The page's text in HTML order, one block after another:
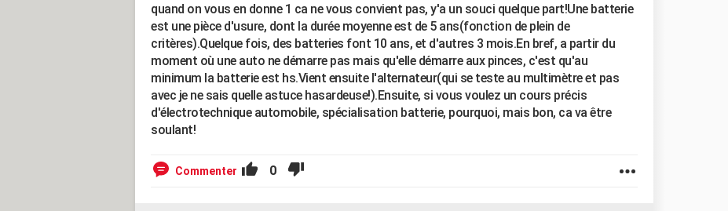
quand on vous en donne 1 ca ne vous convient pas, y'a un souci quelque part!Une batterie
est une pièce d'usure, dont la durée moyenne est de 5 ans(fonction de plein de
critères).Quelque fois, des batteries font 10 ans, et d'autres 3 mois.En bref, a partir du
moment où une auto ne démarre pas mais qu'elle démarre aux pinces, c'est qu'au
minimum la batterie est hs.Vient ensuite l'alternateur(qui se teste au multimètre et pas
avec je ne sais quelle astuce hasardeuse!).Ensuite, si vous voulez un cours précis
d'électrotechnique automobile, spécialisation batterie, pourquoi, mais bon, ca va être
soulant!
Commenter 0